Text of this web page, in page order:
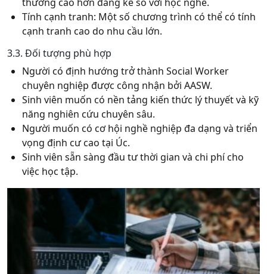
Tính cạnh tranh: Một số chương trình có thể có tính
cạnh tranh cao do nhu cầu lớn.
3.3. Đối tượng phù hợp
Người có định hướng trở thành Social Worker
chuyên nghiệp được công nhận bởi AASW.
Sinh viên muốn có nền tảng kiến thức lý thuyết và kỹ
năng nghiên cứu chuyên sâu.
Người muốn có cơ hội nghề nghiệp đa dạng và triển
vọng định cư cao tại Úc.
Sinh viên sẵn sàng đầu tư thời gian và chi phí cho
việc học tập.